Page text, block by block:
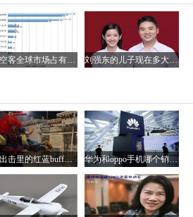
波音空客全球市场占有率各多少，空客和波音的乘坐感受哪个好？ 刘强东的儿子现在多大了？刘强东儿子的妈妈是龚晓京吗
王者出击里的红蓝buff怎么做的？王者出击里跳舞软件叫什么 华为和oppo手机哪个销量好？华为手机与oppo性价比分析